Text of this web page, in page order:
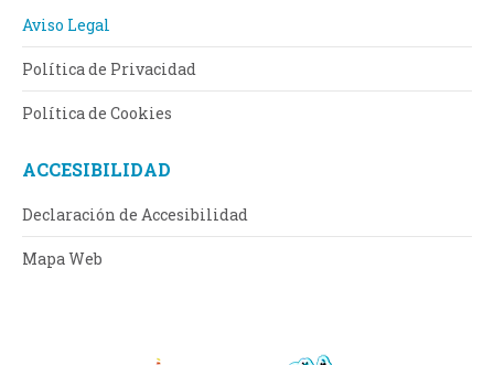
in
new
window
Aviso Legal
Política de Privacidad
Política de Cookies
ACCESIBILIDAD
Declaración de Accesibilidad
Mapa Web